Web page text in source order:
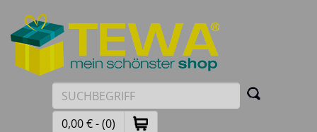
0,00 € - (0)